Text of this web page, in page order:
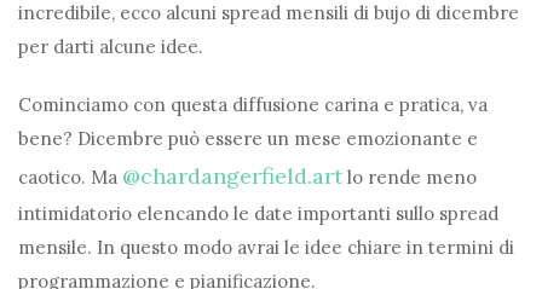
incredibile, ecco alcuni spread mensili di bujo di dicembre
per darti alcune idee.
Cominciamo con questa diffusione carina e pratica, va
bene? Dicembre può essere un mese emozionante e
caotico. Ma @chardangerfield.art lo rende meno
intimidatorio elencando le date importanti sullo spread
mensile. In questo modo avrai le idee chiare in termini di
programmazione e pianificazione.